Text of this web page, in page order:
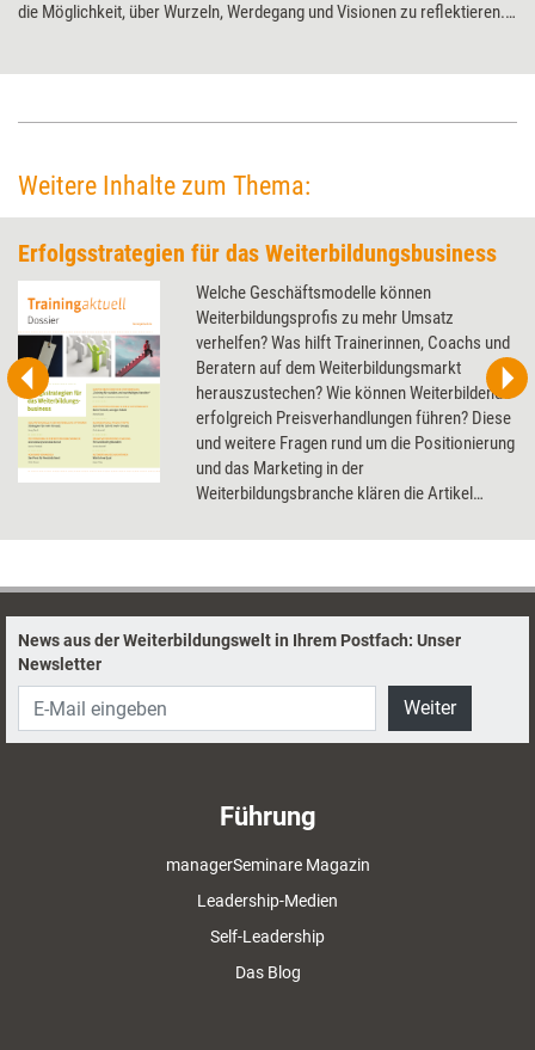
die Möglichkeit, über Wurzeln, Werdegang und Visionen zu ­reflektieren.
Weitere Inhalte zum Thema:
Erfolgsstrategien für das Weiterbildungsbusiness
Welche Geschäftsmodelle können
Weiterbildungsprofis zu mehr Umsatz
verhelfen? Was hilft Trainerinnen, Coachs und
Beratern auf dem Weiterbildungsmarkt
herauszustechen? Wie können Weiterbildende
erfolgreich Preisverhandlungen führen? Diese
und weitere Fragen rund um die Positionierung
und das Marketing in der
Weiterbildungsbranche klären die Artikel
News aus der Weiterbildungswelt in Ihrem Postfach: Unser
Newsletter
Weiter
Führung
managerSeminare Magazin
Leadership-Medien
Self-Leadership
Das Blog